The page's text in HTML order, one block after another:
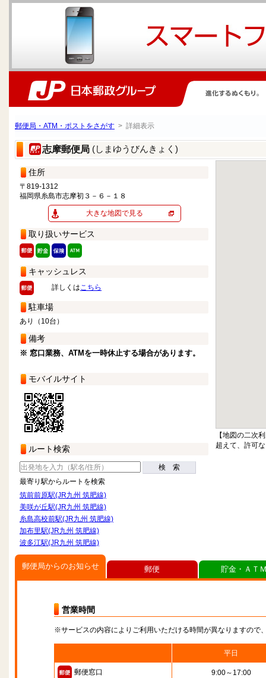
郵便局・ATM・ポストをさがす > 詳細表示
志摩郵便局 (しまゆうびんきょく)
住所
〒819-1312
福岡県糸島市志摩初３－６－１８
大きな地図で見る
取り扱いサービス
キャッシュレス
詳しくはこちら
駐車場
あり（10台）
備考
※ 窓口業務、ATMを一時休止する場合があります。
モバイルサイト
ルート検索
検 索
最寄り駅からルートを検索
筑前前原駅(JR九州 筑肥線)
美咲が丘駅(JR九州 筑肥線)
糸島高校前駅(JR九州 筑肥線)
加布里駅(JR九州 筑肥線)
波多江駅(JR九州 筑肥線)
【地図の二次
超えて、許可
郵便局からのお知らせ
営業時間
※サービスの内容によりご利用いただける時間が異なりますので
平日
郵便窓口 9:00～17:00
郵便 貯金・ＡＴ